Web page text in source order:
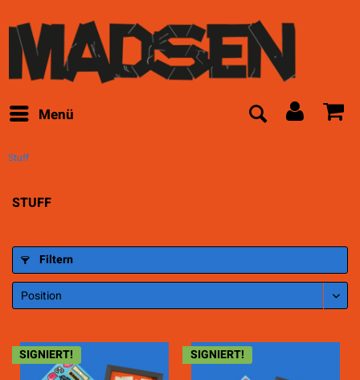
Menü
Stuff
STUFF
Filtern
SIGNIERT! SIGNIERT!